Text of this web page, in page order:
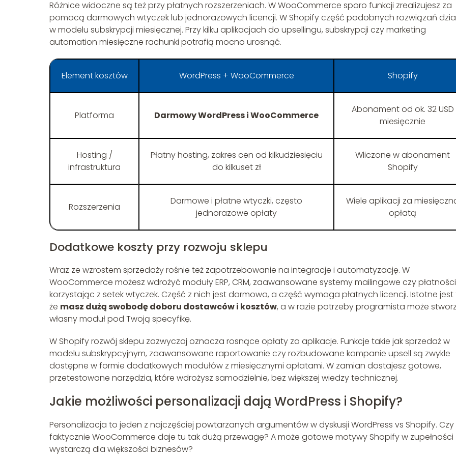
Różnice widoczne są też przy płatnych rozszerzeniach. W WooCommerce sporo funkcji zrealizujesz za
pomocą darmowych wtyczek lub jednorazowych licencji. W Shopify część podobnych rozwiązań
w modelu subskrypcji miesięcznej. Przy kilku aplikacjach do upsellingu, subskrypcji czy marketing
automation miesięczne rachunki potrafią mocno urosnąć.
Element kosztów WordPress + WooCommerce Shopify
Platforma Darmowy WordPress i WooCommerce
Abonament od ok. 32 USD
miesięcznie
Hosting /
infrastruktura
Płatny hosting, zakres cen od kilkudziesięciu
do kilkuset zł
Wliczone w abonament
Shopify
Rozszerzenia
Darmowe i płatne wtyczki, często
jednorazowe opłaty
Wiele aplikacji za
opłatą
Dodatkowe koszty przy rozwoju sklepu
Wraz ze wzrostem sprzedaży rośnie też zapotrzebowanie na integracje i automatyzację. W
WooCommerce możesz wdrożyć moduły ERP, CRM, zaawansowane systemy mailingowe czy
korzystając z setek wtyczek. Część z nich jest darmowa, a część wymaga płatnych licencji. Istotne jest
że masz dużą swobodę doboru dostawców i kosztów, a w razie potrzeby programista może
własny moduł pod Twoją specyfikę.
W Shopify rozwój sklepu zazwyczaj oznacza rosnące opłaty za aplikacje. Funkcje takie jak sprzedaż w
modelu subskrypcyjnym, zaawansowane raportowanie czy rozbudowane kampanie upsell są zwykle
dostępne w formie dodatkowych modułów z miesięcznymi opłatami. W zamian dostajesz gotowe,
przetestowane narzędzia, które wdrożysz samodzielnie, bez większej wiedzy technicznej.
Jakie możliwości personalizacji dają WordPress i Shopify?
Personalizacja to jeden z najczęściej powtarzanych argumentów w dyskusji WordPress vs Shopify. Czy
faktycznie WooCommerce daje tu tak dużą przewagę? A może gotowe motywy Shopify w zupełności
wystarczą dla większości biznesów?